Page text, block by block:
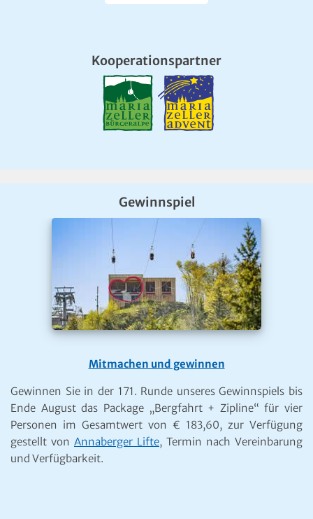
Kooperationspartner
Gewinnspiel
Mitmachen und gewinnen
Gewinnen Sie in der 171. Runde unseres Gewinnspiels bis
Ende August das Package „Bergfahrt + Zipline“ für vier
Personen im Gesamtwert von € 183,60, zur Verfügung
gestellt von Annaberger Lifte, Termin nach Vereinbarung
und Verfügbarkeit.